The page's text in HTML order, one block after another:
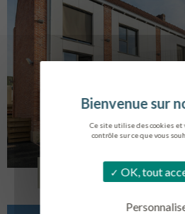
Ce site utilise des cookies et
contrôle sur ce que vous
OK, tout
LOG. JEUNES TRAVAILLEURS